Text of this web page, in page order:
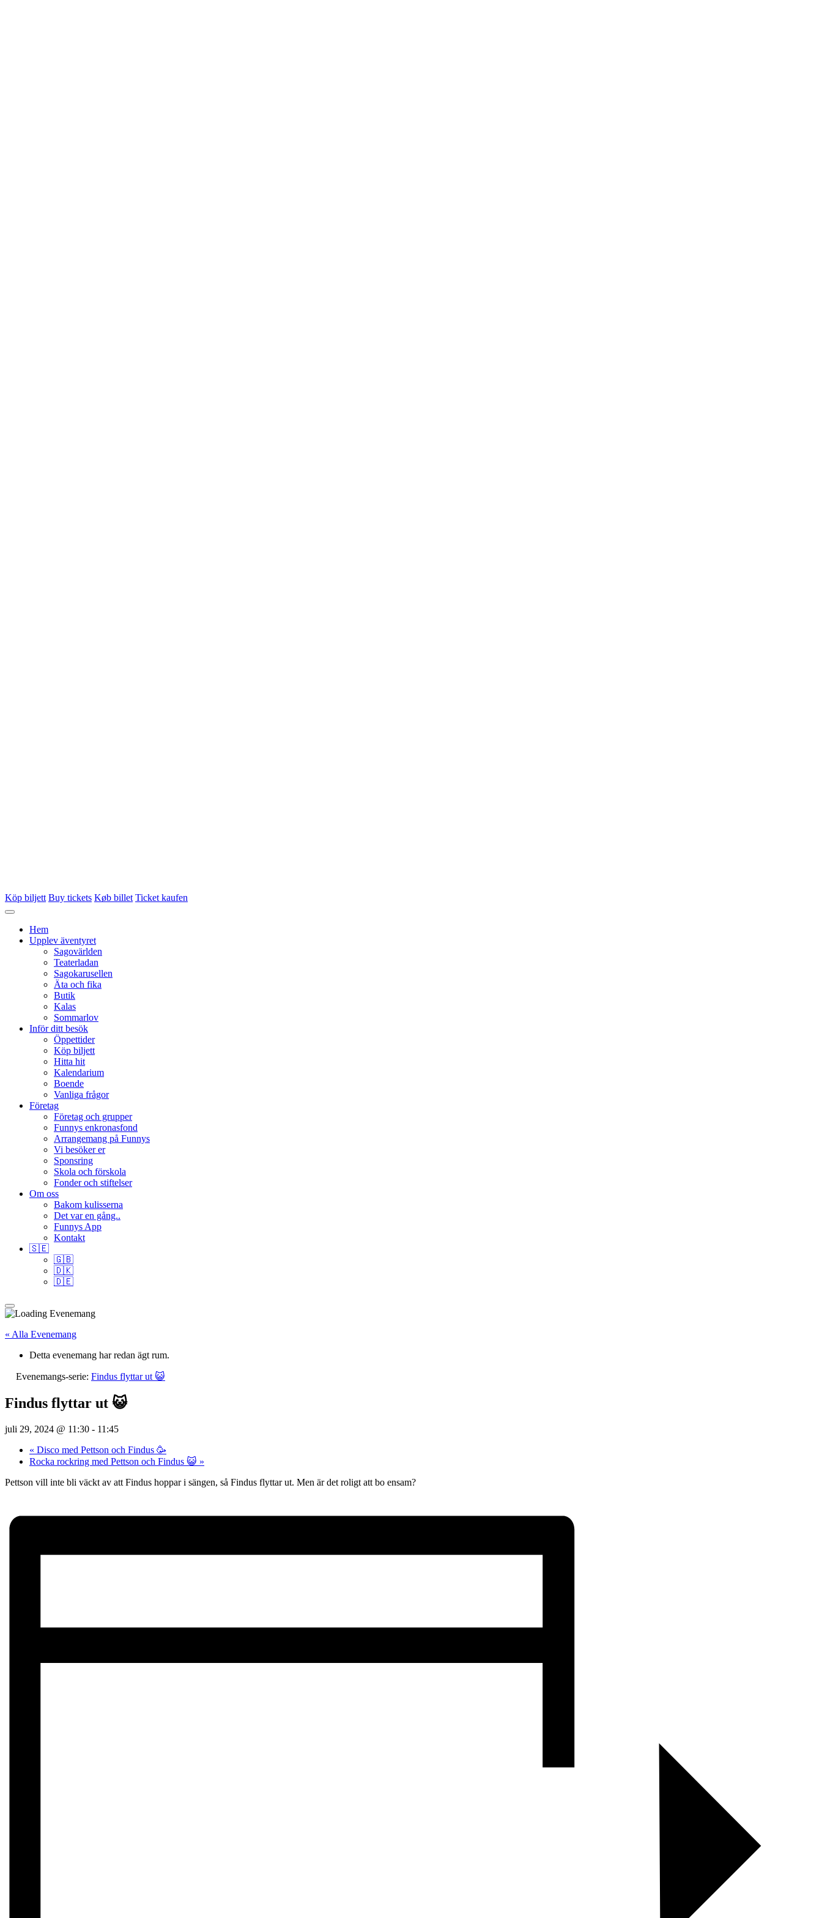
Köp biljett Buy tickets Køb billet Ticket kaufen
Hem
Upplev äventyret
Sagovärlden
Teaterladan
Sagokarusellen
Äta och fika
Butik
Kalas
Sommarlov
Inför ditt besök
Öppettider
Köp biljett
Hitta hit
Kalendarium
Boende
Vanliga frågor
Företag
Företag och grupper
Funnys enkronasfond
Arrangemang på Funnys
Vi besöker er
Sponsring
Skola och förskola
Fonder och stiftelser
Om oss
Bakom kulisserna
Det var en gång..
Funnys App
Kontakt
🇸🇪
🇬🇧
🇩🇰
🇩🇪
« Alla Evenemang
Detta evenemang har redan ägt rum.
Evenemangs-serie: Findus flyttar ut 😺
Findus flyttar ut 😺
juli 29, 2024 @ 11:30 - 11:45
« Disco med Pettson och Findus 🥳
Rocka rockring med Pettson och Findus 😺 »
Pettson vill inte bli väckt av att Findus hoppar i sängen, så Findus flyttar ut. Men är det roligt att bo ensam?